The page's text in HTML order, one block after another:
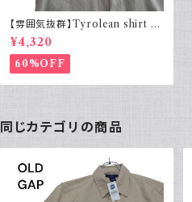
【雰囲気抜群】Tyrolean shirt 半
袖チロリアンシャツ 刺繍 レトロ
¥4,320
60%OFF
同じカテゴリの商品